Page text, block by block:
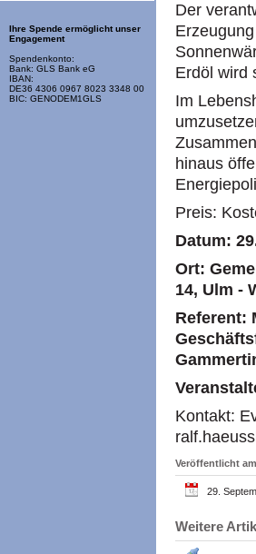
Ihre Spende ermöglicht unser
Engagement
Spendenkonto:
Bank: GLS Bank eG
IBAN:
DE36 4306 0967 8023 3348 00
BIC: GENODEM1GLS
Der
Erdöl wird
Im
hinaus
Preis:
Datum:
Ort:
14, Ulm -
Referent:
Kontakt:
Veröffentlicht am
29.
Weitere